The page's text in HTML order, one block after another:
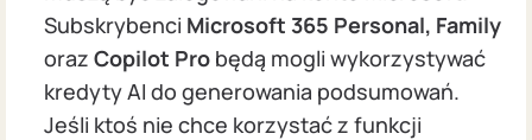
Subskrybenci Microsoft 365 Personal, Family
oraz Copilot Pro będą mogli wykorzystywać
kredyty AI do generowania podsumowań.
Jeśli ktoś nie chce korzystać z funkcji